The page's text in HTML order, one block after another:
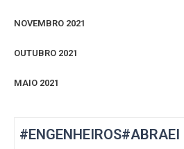
NOVEMBRO 2021
OUTUBRO 2021
MAIO 2021
#ENGENHEIROS#ABRAEI